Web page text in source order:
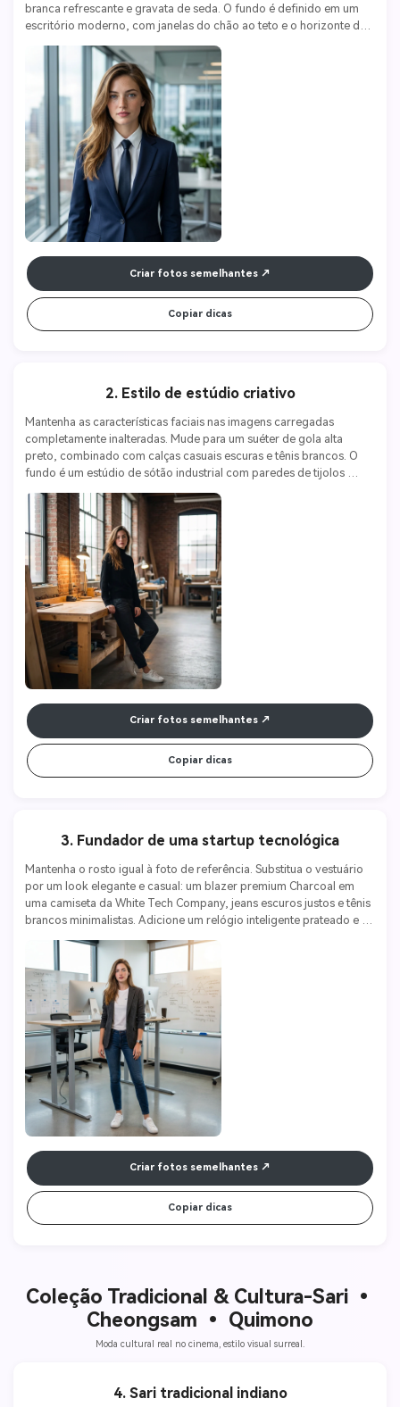
branca refrescante e gravata de seda. O fundo é definido em um
escritório moderno, com janelas do chão ao teto e o horizonte da
cidade. Luz natural suave na lateral. Fotografado em uma Canon
EOS R5 com uma lente 85mm f/1.2, ISO 200, abertura f/1.8.
Atmosfera profissional, sofisticada e empresarial. 4K Ultra HD.
Criar fotos semelhantes
Copiar dicas
2. Estilo de estúdio criativo
Mantenha as características faciais nas imagens carregadas
completamente inalteradas. Mude para um suéter de gola alta
preto, combinado com calças casuais escuras e tênis brancos. O
fundo é um estúdio de sótão industrial com paredes de tijolos
expostas e suave iluminação de trabalho. Postura natural e relaxada,
encostada na bancada de trabalho. Câmera Sony A7 IV, lente 50mm
f/1.2, ISO 400, f/1.4. Estilo moderno, criativo e confortável.
Criar fotos semelhantes
Copiar dicas
3. Fundador de uma startup tecnológica
Mantenha o rosto igual à foto de referência. Substitua o vestuário
por um look elegante e casual: um blazer premium Charcoal em
uma camiseta da White Tech Company, jeans escuros justos e tênis
brancos minimalistas. Adicione um relógio inteligente prateado e
empreendedorismo com uma mesa de pé, um computador Mac e
um quadro branco de vidro com indicadores de
empreendedorismo. Luz natural com um leve brilho da lente.
Tirado em uma Sony A7 IV com uma lente 35mm f/1.4, ISO 400,
f/2.0. Inovação, empreendedorismo, estética do Vale do Silício.
Resolução 8K.
Criar fotos semelhantes
Copiar dicas
Coleção Tradicional & Cultura-Sari •
Cheongsam • Quimono
Moda cultural real no cinema, estilo visual surreal.
4. Sari tradicional indiano